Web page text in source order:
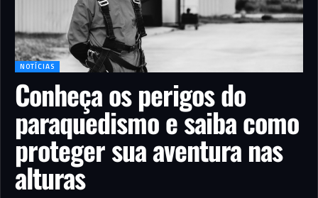
NOTÍCIAS
Conheça os perigos do
paraquedismo e saiba como
proteger sua aventura nas
alturas